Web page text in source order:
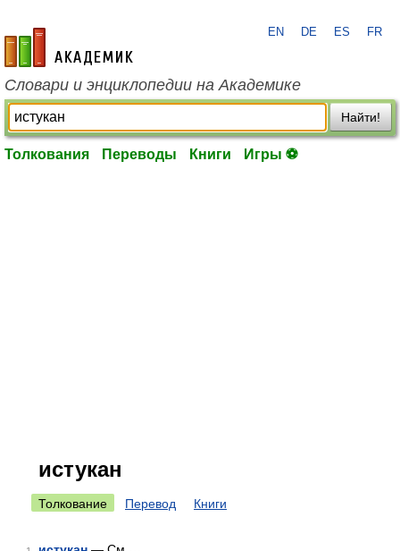
academic.ru
EN DE ES FR
Словари и энциклопедии на Академике
Найти!
Толкования Переводы Книги Игры ⚽
истукан
Толкование Перевод Книги